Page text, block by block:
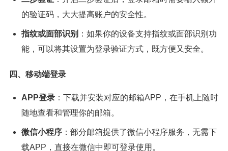
的验证码，大大提高账户的安全性。
指纹或面部识别 ：如果你的设备支持指纹或面部识别功
能，可以将其设置为登录验证方式，既方便又安全。
四、移动端登录
APP登录 ：下载并安装对应的邮箱APP，在手机上随时
随地查看和管理你的邮箱。
微信小程序 ：部分邮箱提供了微信小程序服务，无需下
载APP，直接在微信中即可登录使用。